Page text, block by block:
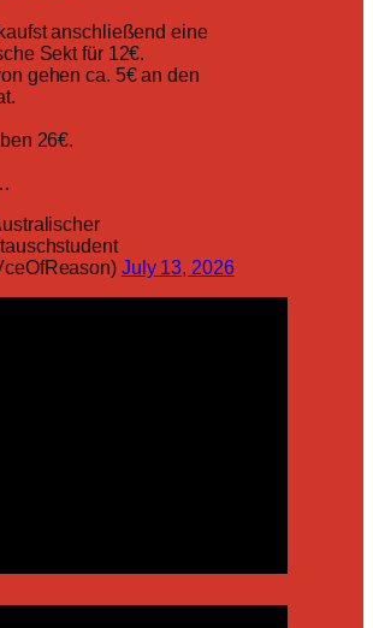
anschließend eine
Sekt für 12€.
gehen ca. 5€ an den
26€.
July 13, 2026